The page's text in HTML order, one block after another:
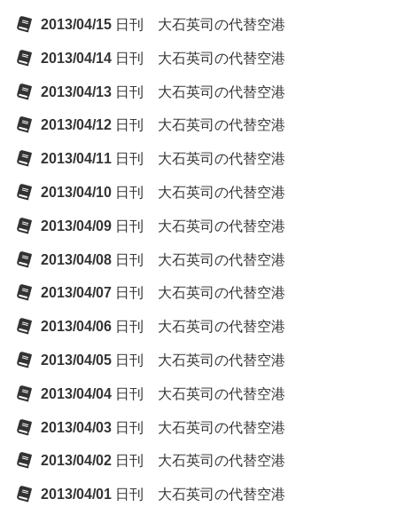
2013/04/15 日刊 大石英司の代替空港
2013/04/14 日刊 大石英司の代替空港
2013/04/13 日刊 大石英司の代替空港
2013/04/12 日刊 大石英司の代替空港
2013/04/11 日刊 大石英司の代替空港
2013/04/10 日刊 大石英司の代替空港
2013/04/09 日刊 大石英司の代替空港
2013/04/08 日刊 大石英司の代替空港
2013/04/07 日刊 大石英司の代替空港
2013/04/06 日刊 大石英司の代替空港
2013/04/05 日刊 大石英司の代替空港
2013/04/04 日刊 大石英司の代替空港
2013/04/03 日刊 大石英司の代替空港
2013/04/02 日刊 大石英司の代替空港
2013/04/01 日刊 大石英司の代替空港